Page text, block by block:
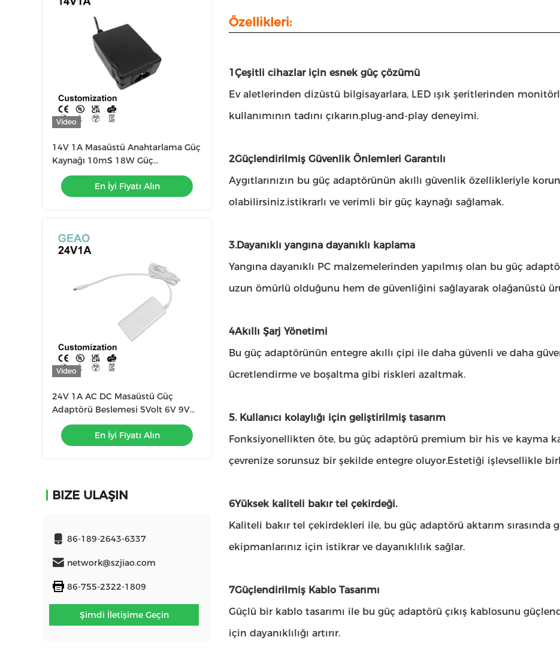
Video
14V 1A Masaüstü Anahtarlama Güç
Kaynağı 10mS 18W Güç
Dönüştürücü Adaptör
En İyi Fiyatı Alın
Video
24V 1A AC DC Masaüstü Güç
Adaptörü Beslemesi 5Volt 6V 9V
12V 15V 16V
En İyi Fiyatı Alın
BIZE ULAŞIN
86-189-2643-6337
network@szjiao.com
86-755-2322-1809
Şimdi İletişime Geçin
Özellikleri:
1Çeşitli cihazlar için esnek güç çözümü
Ev aletlerinden dizüstü bilgisayarlara, LED ışık şeritlerinden
kullanımının tadını çıkarın.plug-and-play deneyimi.
2Güçlendirilmiş Güvenlik Önlemleri Garantılı
Aygıtlarınızın bu güç adaptörünün akıllı güvenlik özellikleriyle
olabilirsiniz.istikrarlı ve verimli bir güç kaynağı sağlamak.
3.Dayanıklı yangına dayanıklı kaplama
Yangına dayanıklı PC malzemelerinden yapılmış olan bu güç
uzun ömürlü olduğunu hem de güvenliğini sağlayarak olağanüstü
4Akıllı Şarj Yönetimi
Bu güç adaptörünün entegre akıllı çipi ile daha güvenli ve daha
ücretlendirme ve boşaltma gibi riskleri azaltmak.
5. Kullanıcı kolaylığı için geliştirilmiş tasarım
Fonksiyonellikten öte, bu güç adaptörü premium bir his ve kayma
çevrenize sorunsuz bir şekilde entegre oluyor.Estetiği işlevsellikle
6Yüksek kaliteli bakır tel çekirdeği.
Kaliteli bakır tel çekirdekleri ile, bu güç adaptörü aktarım sırasında
ekipmanlarınız için istikrar ve dayanıklılık sağlar.
7Güçlendirilmiş Kablo Tasarımı
Güçlü bir kablo tasarımı ile bu güç adaptörü çıkış kablosunu
için dayanıklılığı artırır.